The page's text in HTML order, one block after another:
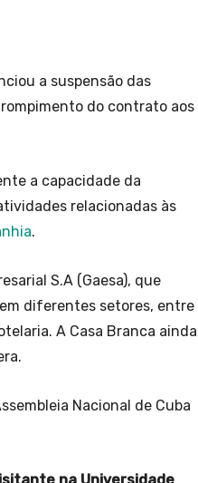
a suspensão das
do contrato aos
a capacidade da
relacionadas às
.
S.A (Gaesa), que
diferentes setores, entre
A Casa Branca ainda
Nacional de Cuba